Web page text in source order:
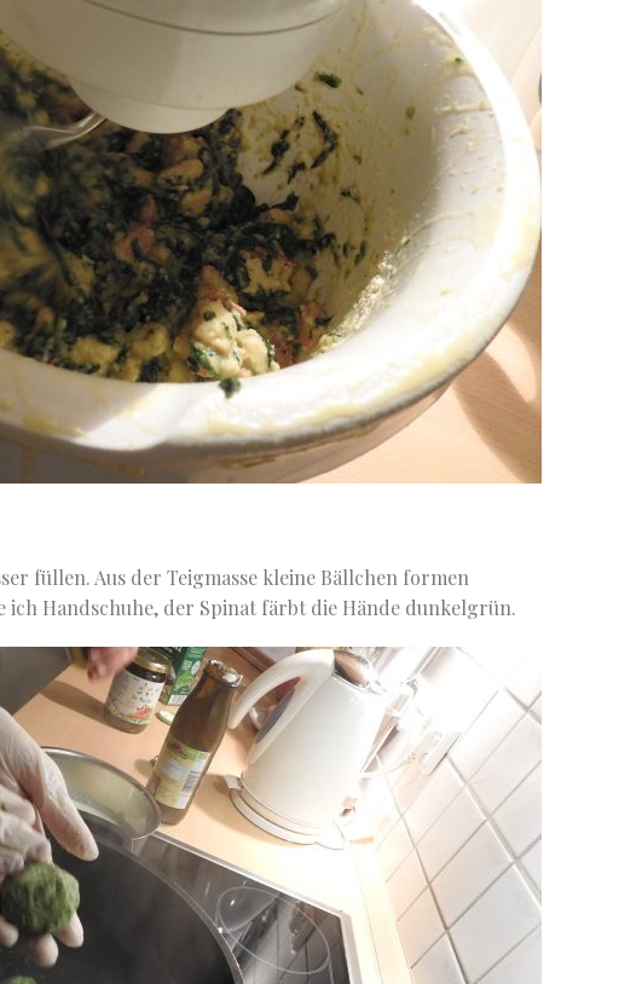
füllen. Aus der Teigmasse kleine Bällchen formen
Handschuhe, der Spinat färbt die Hände dunkelgrün.